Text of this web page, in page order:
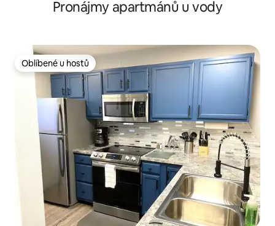
Pronájmy apartmánů u vody
Oblíbené u hostů
Oblíbené u hostů